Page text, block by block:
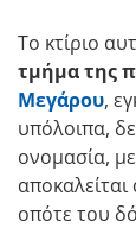
Το κτίριο
τμήμα της
Μεγάρου,
υπόλοιπα,
ονομασία,
οπότε του